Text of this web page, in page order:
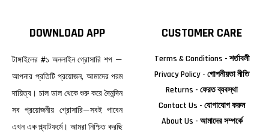
DOWNLOAD APP
টাঙ্গাইলের #১ অনলাইন গ্রোসারি শপ —
আপনার প্রতিটি প্রয়োজন, আমাদের পরম
দায়িত্ব। চাল ডাল থেকে শুরু করে দৈনন্দিন
সব প্রয়োজনীয় গ্রোসারি—সবই পাবেন
এখন এক প্ল্যাটফর্মে। আমরা নিশ্চিত করছি
CUSTOMER CARE
Terms & Conditions - শর্তাবলী
Privacy Policy - গোপনীয়তা নীতি
Returns - ফেরত ব্যবস্থা
Contact Us - যোগাযোগ করুন
About Us - আমাদের সম্পর্কে